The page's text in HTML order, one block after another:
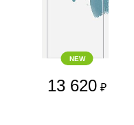
NEW
13 620 ₽